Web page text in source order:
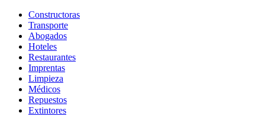
Constructoras
Transporte
Abogados
Hoteles
Restaurantes
Imprentas
Limpieza
Médicos
Repuestos
Extintores